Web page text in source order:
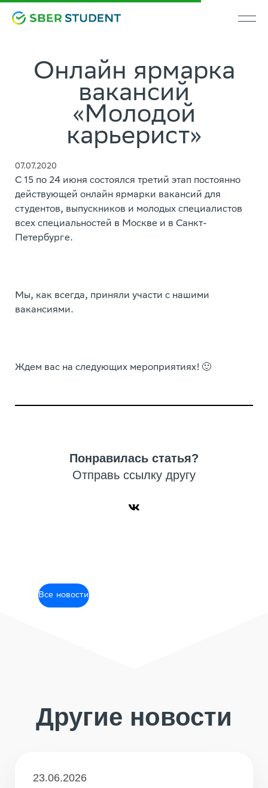
Онлайн ярмарка
вакансий
«Молодой
карьерист»
07.07.2020
С 15 по 24 июня состоялся третий этап постоянно
действующей онлайн ярмарки вакансий для
студентов, выпускников и молодых специалистов
всех специальностей в Москве и в Санкт-
Петербурге.
Мы, как всегда, приняли участи с нашими
вакансиями.
Ждем вас на следующих мероприятиях! 🙂
Понравилась статья?
Отправь ссылку другу
Все новости
Другие новости
23.06.2026